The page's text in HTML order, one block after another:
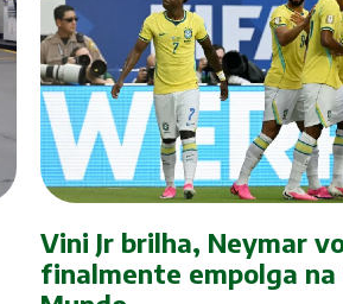
Vini Jr brilha, Neymar
finalmente empolga na